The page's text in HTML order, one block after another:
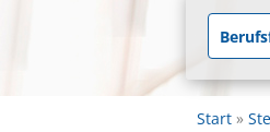
Start